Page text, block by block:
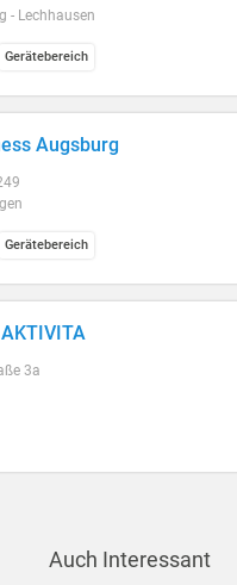
- Lechhausen
Gerätebereich
Augsburg
Gerätebereich
3a
Auch Interessant